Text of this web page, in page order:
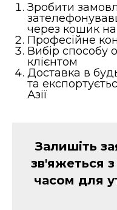
Зробити
через кошик на
Професійне
Вибір способу
клієнтом
Доставка в
та
Азії
Залишіть
зв'яжеться
часом для